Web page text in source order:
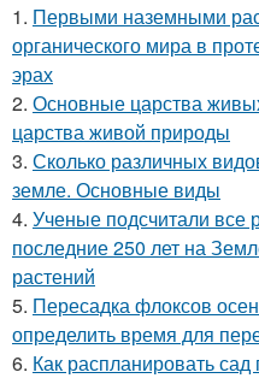
1. Первыми наземными
органического мира в
эрах
2. Основные царства
царства живой природы
3. Сколько различных
земле. Основные виды
4. Ученые подсчитали все
последние 250 лет на
растений
5. Пересадка флоксов
определить время для
6. Как распланировать